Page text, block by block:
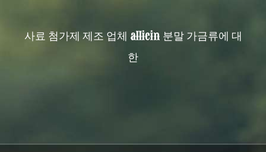
사료 첨가제 제조 업체 allicin 분말 가금류에 대
한